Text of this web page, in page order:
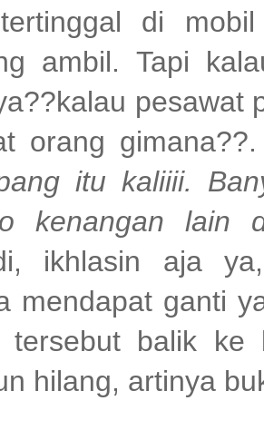
di
ambil. Tapi
pesawat
orang
itu kaliiii.
kenangan
ikhlasin aja
mendapat ganti
tersebut balik ke
hilang, artinya